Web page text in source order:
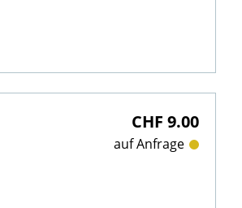
CHF 9.00
auf Anfrage